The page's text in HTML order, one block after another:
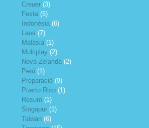
Creuer (3)
Festa (5)
Indonèsia (6)
Laos (7)
Malàsia (1)
Multiplay (2)
Nova Zelanda (2)
Perú (1)
Preparació (9)
Puerto Rico (1)
Resum (1)
Singapur (1)
Taiwan (6)